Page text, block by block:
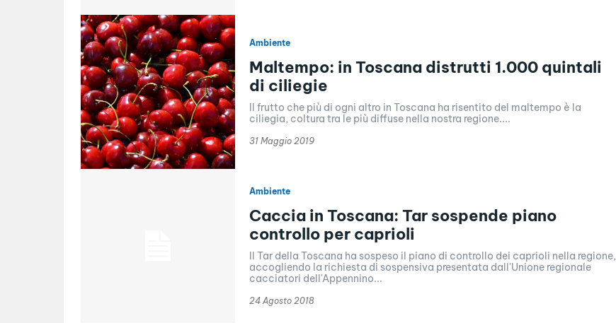
Ambiente
Maltempo: in Toscana distrutti 1.000 quintali
di ciliegie
Il frutto che più di ogni altro in Toscana ha risentito del maltempo è la
ciliegia, coltura tra le più diffuse nella nostra regione....
31 Maggio 2019
Ambiente
Caccia in Toscana: Tar sospende piano
controllo per caprioli
Il Tar della Toscana ha sospeso il piano di controllo dei caprioli nella regione,
accogliendo la richiesta di sospensiva presentata dall'Unione regionale
cacciatori dell'Appennino...
24 Agosto 2018